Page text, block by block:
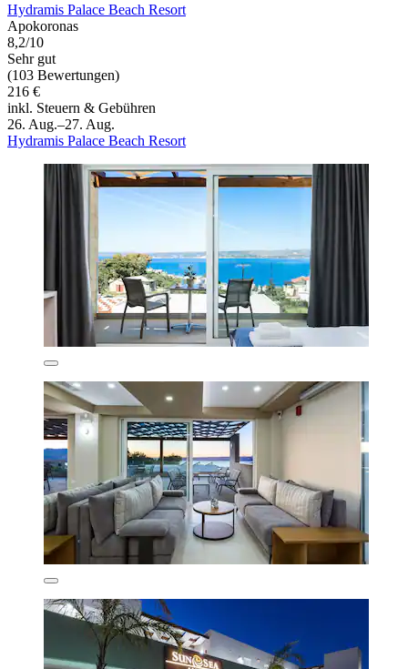
Hydramis Palace Beach Resort
Apokoronas
8,2/10
Sehr gut
(103 Bewertungen)
216 €
inkl. Steuern & Gebühren
26. Aug.–27. Aug.
Hydramis Palace Beach Resort